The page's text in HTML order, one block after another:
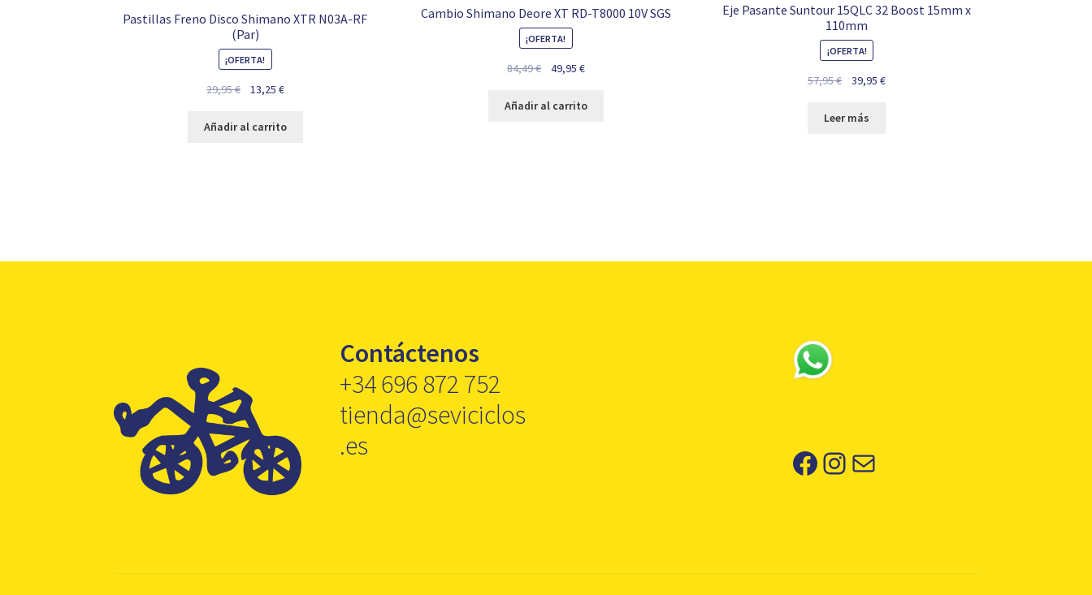
Pastillas Freno Disco Shimano XTR N03A-RF
(Par)
¡OFERTA!
29,95€
original
13,25 €El
actual
Añadir al carrito
Cambio Shimano Deore XT RD-T8000 10V SGS
¡OFERTA!
84,49€
El
original
49,95 €El
actual
Añadir al carrito
Eje Pasante Suntour 15QLC 32 Boost 15mm x
110mm
¡OFERTA!
57,95€
original
39,95 €El
Leer más
Contáctenos
+34 696 872 752
tienda@seviciclos
.es
Facebook
Instagram
Correo electrónico